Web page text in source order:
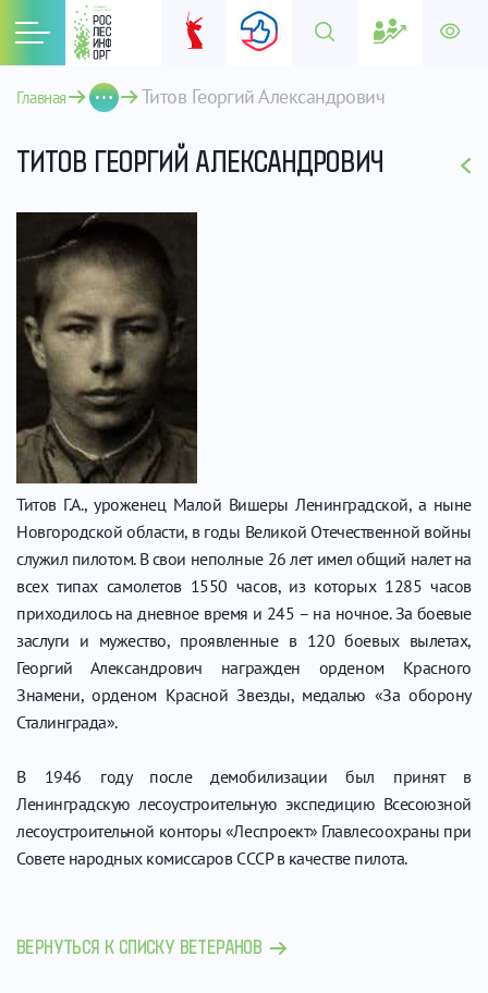
Главная Титов Георгий Александрович
ТИТОВ ГЕОРГИЙ АЛЕКСАНДРОВИЧ
Титов Г.А., уроженец Малой Вишеры Ленинградской, а ныне
Новгородской области, в годы Великой Отечественной войны
служил пилотом. В свои неполные 26 лет имел общий налет на
всех типах самолетов 1550 часов, из которых 1285 часов
приходилось на дневное время и 245 – на ночное. За боевые
заслуги и мужество, проявленные в 120 боевых вылетах,
Георгий Александрович награжден орденом Красного
Знамени, орденом Красной Звезды, медалью «За оборону
Сталинграда».
В 1946 году после демобилизации был принят в
Ленинградскую лесоустроительную экспедицию Всесоюзной
лесоустроительной конторы «Леспроект» Главлесоохраны при
Совете народных комиссаров СССР в качестве пилота.
ВЕРНУТЬСЯ К СПИСКУ ВЕТЕРАНОВ